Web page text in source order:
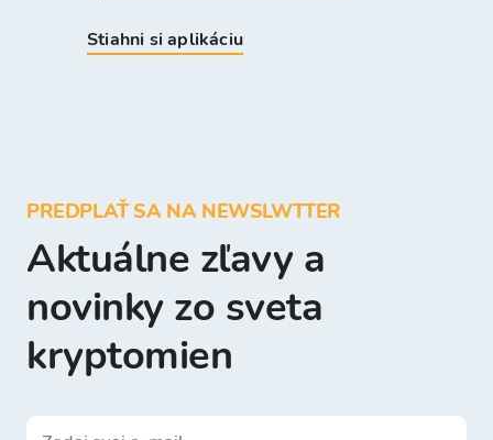
Stiahni si aplikáciu
PREDPLAŤ SA NA NEWSLWTTER
Aktuálne zľavy a
novinky zo sveta
kryptomien